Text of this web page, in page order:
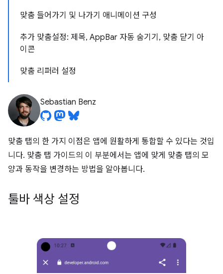
맞춤 들어가기 및 나가기 애니메이션 구성
추가 맞춤설정: 제목, AppBar 자동 숨기기, 맞춤 닫기 아
이콘
맞춤 리퍼러 설정
Sebastian Benz
맞춤 탭의 한 가지 이점은 앱에 원활하게 통합할 수 있다는 것입
니다. 맞춤 탭 가이드의 이 부분에서는 앱에 맞게 맞춤 탭의 모
양과 동작을 변경하는 방법을 알아봅니다.
툴바 색상 설정